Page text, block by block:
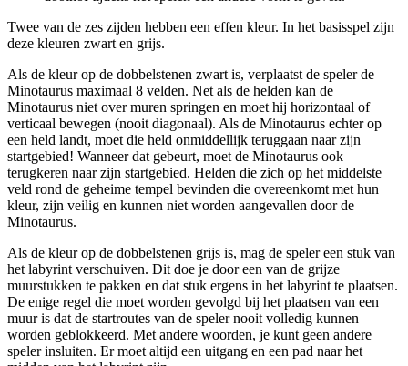
Twee van de zes zijden hebben een effen kleur. In het basisspel zijn
deze kleuren zwart en grijs.
Als de kleur op de dobbelstenen zwart is, verplaatst de speler de
Minotaurus maximaal 8 velden. Net als de helden kan de
Minotaurus niet over muren springen en moet hij horizontaal of
verticaal bewegen (nooit diagonaal). Als de Minotaurus echter op
een held landt, moet die held onmiddellijk teruggaan naar zijn
startgebied! Wanneer dat gebeurt, moet de Minotaurus ook
terugkeren naar zijn startgebied. Helden die zich op het middelste
veld rond de geheime tempel bevinden die overeenkomt met hun
kleur, zijn veilig en kunnen niet worden aangevallen door de
Minotaurus.
Als de kleur op de dobbelstenen grijs is, mag de speler een stuk van
het labyrint verschuiven. Dit doe je door een van de grijze
muurstukken te pakken en dat stuk ergens in het labyrint te plaatsen.
De enige regel die moet worden gevolgd bij het plaatsen van een
muur is dat de startroutes van de speler nooit volledig kunnen
worden geblokkeerd. Met andere woorden, je kunt geen andere
speler insluiten. Er moet altijd een uitgang en een pad naar het